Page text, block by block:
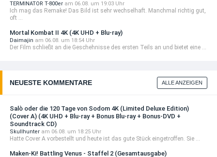
TERMINATOR T-800er am 06.08. um 19:03 Uhr
Ich mag das Remake! Das Bild ist sehr wechselhaft. Manchmal richtig gut,
oft ...
Mortal Kombat II 4K (4K UHD + Blu-ray)
Daimajin am 06.08. um 18:54 Uhr
Der Film schließt an die Geschehnisse des ersten Teils an und bietet eine ...
NEUESTE KOMMENTARE ALLE ANZEIGEN
Salò oder die 120 Tage von Sodom 4K (Limited Deluxe Edition)
(Cover A) (4K UHD + Blu-ray + Bonus Blu-ray + Bonus-DVD +
Soundtrack CD)
Skullhunter am 06.08. um 18:25 Uhr
Hatte Cover A vorbestellt und heute ist das gute Stück eingetroffen. Sie ...
Maken-Ki! Battling Venus - Staffel 2 (Gesamtausgabe)